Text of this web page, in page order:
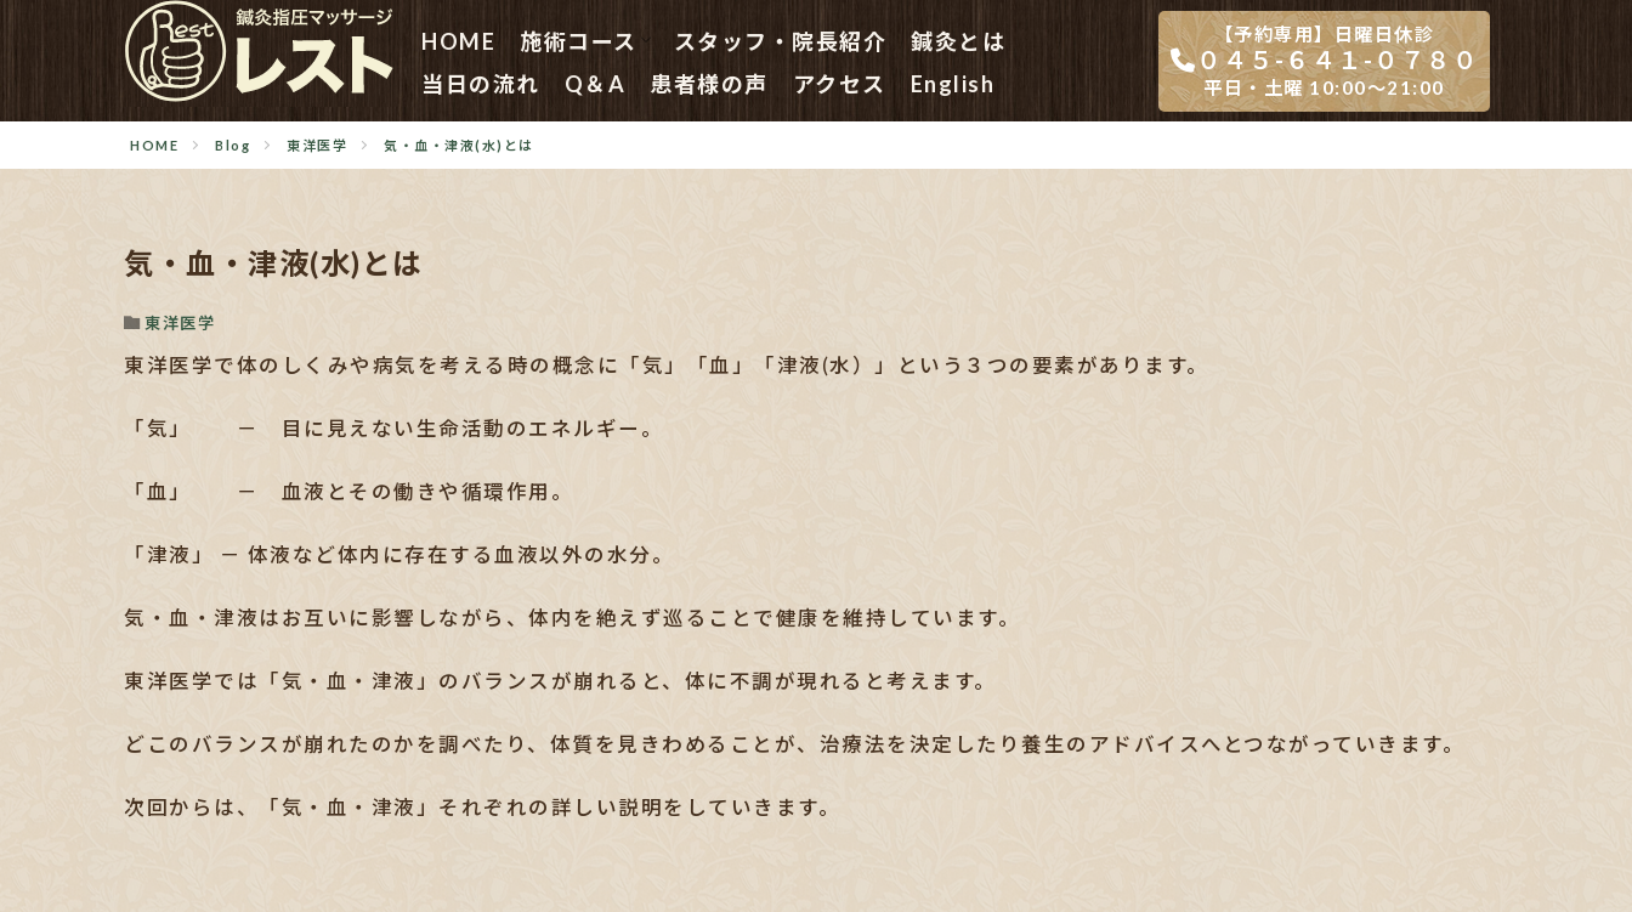
HOME
施術コース
鍼灸 初めての方へ
はり治療コース
はり・きゅう治療コース
鍼灸院の指圧マッサージコース
鍼灸主任の鍼灸特別コース
副院長総合(鍼灸)コース
院長(鍼灸・はり治療)スペシャル
スタッフ・院長紹介
鍼灸とは
当日の流れ
Q＆A 患者様の声 アクセス English
【予約専用】日曜日休診
０４５-６４１-０７８０
平日・土曜 10:00～21:00
HOME Blog 東洋医学 気・血・津液(水)とは
気・血・津液(水)とは
東洋医学
東洋医学で体のしくみや病気を考える時の概念に「気」「血」「津液(水）」という３つの要素があります。
「気」 － 目に見えない生命活動のエネルギー。
「血」 － 血液とその働きや循環作用。
「津液」 － 体液など体内に存在する血液以外の水分。
気・血・津液はお互いに影響しながら、体内を絶えず巡ることで健康を維持しています。
東洋医学では「気・血・津液」のバランスが崩れると、体に不調が現れると考えます。
どこのバランスが崩れたのかを調べたり、体質を見きわめることが、治療法を決定したり養生のアドバイスへとつながっていきます。
次回からは、「気・血・津液」それぞれの詳しい説明をしていきます。